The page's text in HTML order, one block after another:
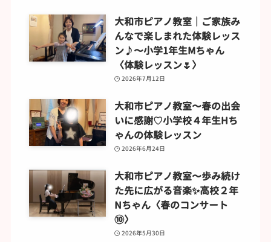
大和市ピアノ教室｜ご家族み
んなで楽しまれた体験レッス
ン♪〜小学1年生Mちゃん
〈体験レッスン🌷〉
2026年7月12日
大和市ピアノ教室〜春の出会
いに感謝♡小学校４年生Hち
ゃんの体験レッスン
2026年6月24日
大和市ピアノ教室〜歩み続け
た先に広がる音楽✨️高校２年
Nちゃん〈春のコンサート
⑩〉
2026年5月30日